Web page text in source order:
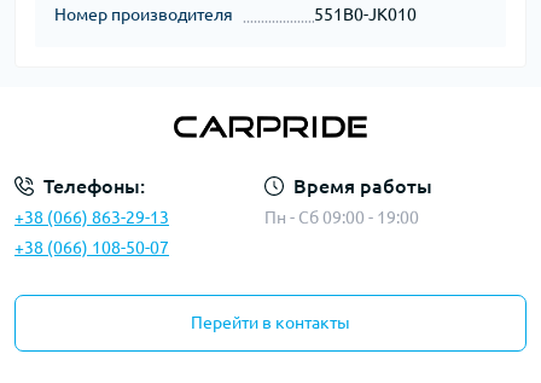
Номер производителя 551B0-JK010
Телефоны:
+38 (066) 863-29-13
+38 (066) 108-50-07
Время работы
Пн - Сб 09:00 - 19:00
Перейти в контакты